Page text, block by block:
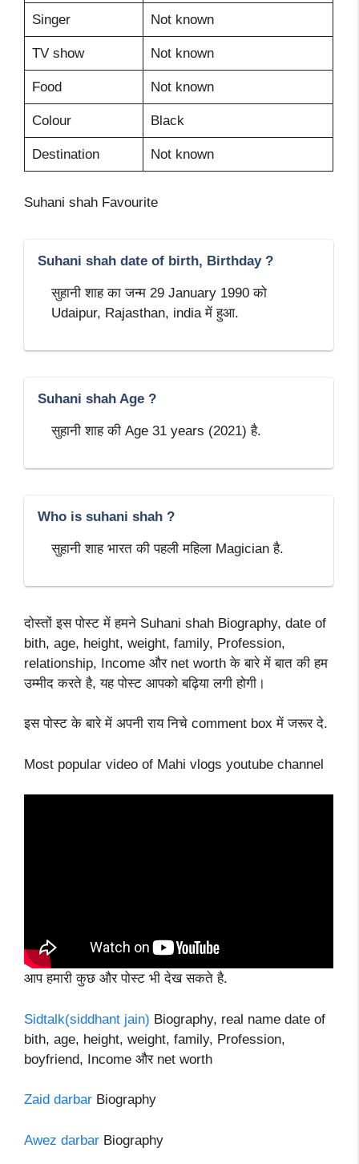
Singer Not known
TV show Not known
Food Not known
Colour Black
Destination Not known
Suhani shah Favourite
Suhani shah date of birth, Birthday ?
सुहानी शाह का जन्म 29 January 1990 को
Udaipur, Rajasthan, india में हुआ.
Suhani shah Age ?
सुहानी शाह की Age 31 years (2021) है.
Who is suhani shah ?
सुहानी शाह भारत की पहली महिला Magician है.
दोस्तों इस पोस्ट में हमने Suhani shah Biography, date of
bith, age, height, weight, family, Profession,
relationship, Income और net worth के बारे में बात की हम
उम्मीद करते है, यह पोस्ट आपको बढ़िया लगी होगी।
इस पोस्ट के बारे में अपनी राय निचे comment box में जरूर दे.
Most popular video of Mahi vlogs youtube channel
आप हमारी कुछ और पोस्ट भी देख सकते है.
Sidtalk(siddhant jain) Biography, real name date of
bith, age, height, weight, family, Profession,
boyfriend, Income और net worth
Zaid darbar Biography
Awez darbar Biography